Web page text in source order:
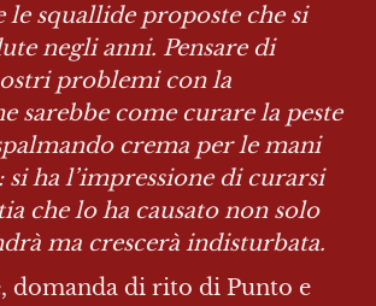
le squallide proposte che si
negli anni. Pensare di
problemi con la
sarebbe come curare la peste
crema per le mani
si ha l’impressione di curarsi
che lo ha causato non solo
ma crescerà indisturbata.
domanda di rito di Punto e